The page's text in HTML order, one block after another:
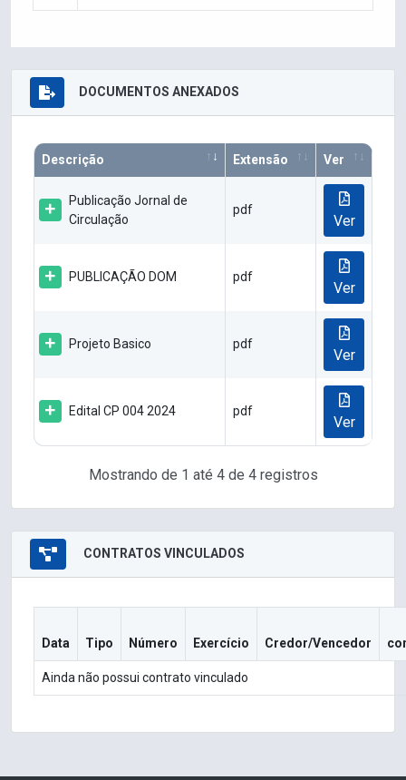
DOCUMENTOS ANEXADOS
Descrição Extensão Ver
Publicação Jornal de
Circulação
pdf
Ver
PUBLICAÇÃO DOM pdf
Ver
Projeto Basico pdf
Ver
Edital CP 004 2024 pdf
Ver
Mostrando de 1 até 4 de 4 registros
CONTRATOS VINCULADOS
Data Tipo Número Exercício Credor/Vencedor
Ainda não possui contrato vinculado